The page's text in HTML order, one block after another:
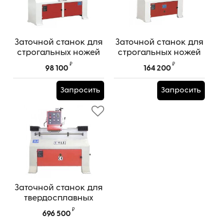
Заточной станок для
строгальных ножей
WEIZHIHAO Модель
PK-740 ECO (MF207)
TPRS0000893
98 100
₽
Запросить
Заточной станок для
строгальных ножей
WEIZHIHAO Модель
PK-740 NORMA
(MF256)
TPRS0000894
164 200
₽
Запросить
Заточной станок для
твердосплавных
ножей с магнитной
696 500
₽